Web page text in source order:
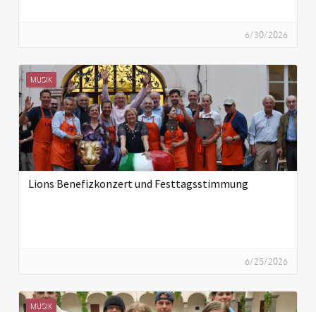
6/30/2026
MUSIK
Lions Benefizkonzert und Festtagsstimmung
6/25/2026
MUSIK